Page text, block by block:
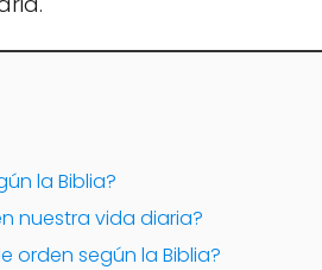
la Biblia?
nuestra vida diaria?
orden según la Biblia?